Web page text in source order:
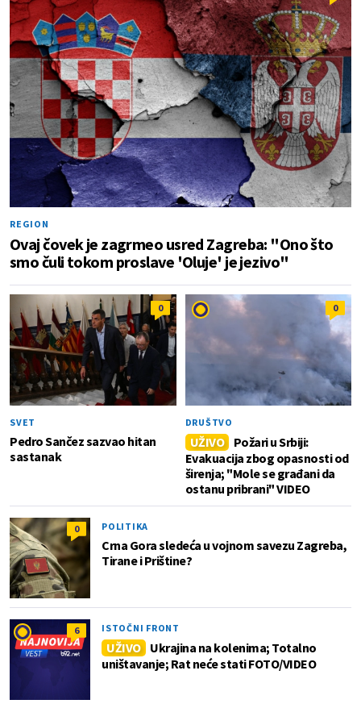
REGION
Ovaj čovek je zagrmeo usred Zagreba: "Ono što
smo čuli tokom proslave 'Oluje' je jezivo"
0
SVET
Pedro Sančez sazvao hitan
sastanak
0
DRUŠTVO
UŽIVO
Požari u Srbiji:
Evakuacija zbog opasnosti od
širenja; "Mole se građani da
ostanu pribrani" VIDEO
0 POLITIKA
Crna Gora sledeća u vojnom savezu Zagreba,
Tirane i Prištine?
6 ISTOČNI FRONT
UŽIVO
Ukrajina na kolenima; Totalno
uništavanje; Rat neće stati FOTO/VIDEO